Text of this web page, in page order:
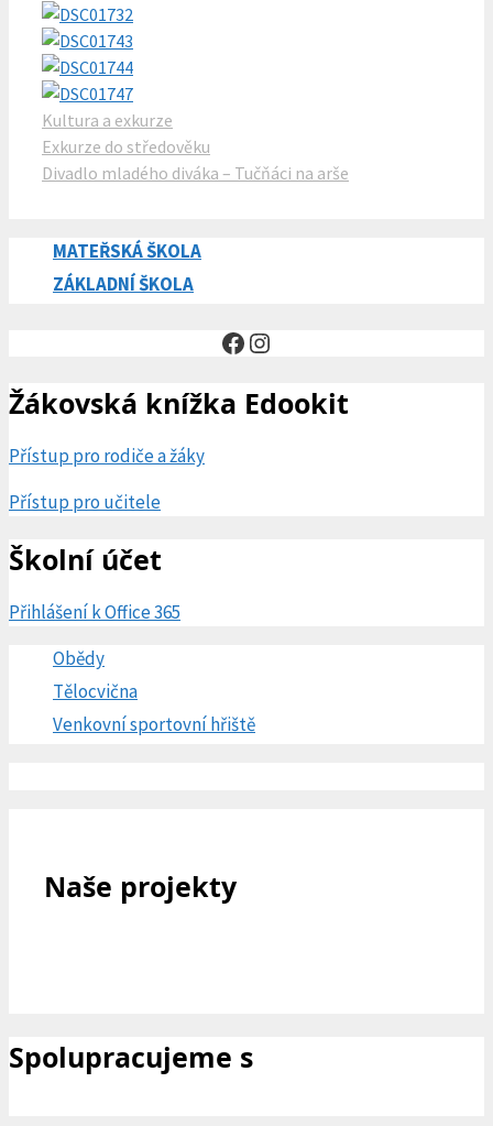
Rubriky
Kultura a exkurze
Exkurze do středověku
Divadlo mladého diváka – Tučňáci na arše
MATEŘSKÁ ŠKOLA
ZÁKLADNÍ ŠKOLA
Facebook
Instagram
Žákovská knížka Edookit
Přístup pro rodiče a žáky
Přístup pro učitele
Školní účet
Přihlášení k Office 365
Obědy
Tělocvična
Venkovní sportovní hřiště
Naše projekty
Spolupracujeme s